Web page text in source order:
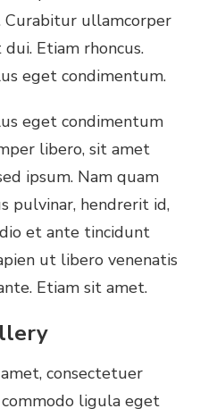
Curabitur ullamcorper
Etiam rhoncus.
eget condimentum.
eget condimentum
libero, sit amet
ipsum. Nam quam
pulvinar, hendrerit id,
et ante tincidunt
ut libero venenatis
Etiam sit amet.
consectetuer
ligula eget